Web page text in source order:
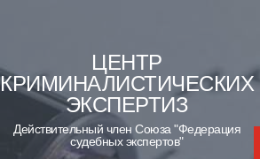
content
ЦЕНТР
КРИМИНАЛИСТИЧЕСКИХ
ЭКСПЕРТИЗ
Действительный член Союза "Федерация
судебных экспертов"